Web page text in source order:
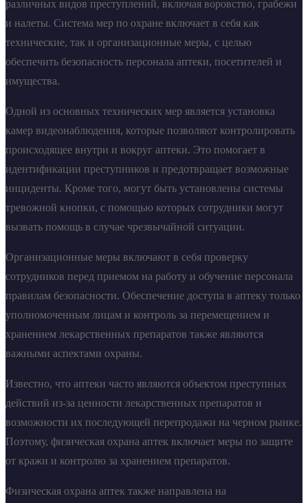
различных видов преступлений, включая воровство, грабежи
и налеты. Система мер по охране включает в себя как
технические, так и организационные меры, с целью
обеспечить безопасность персонала аптеки, посетителей и
имущества.
Одной из основных технических мер является установка
камер видеонаблюдения, которые позволяют контролировать
происходящее внутри и вокруг аптеки. Это помогает в
идентификации преступников и предотвращает возможные
инциденты. Кроме того, могут быть установлены системы
тревожной кнопки, с помощью которых сотрудники могут
вызвать помощь в случае чрезвычайной ситуации.
Организационные меры включают в себя проверку
сотрудников перед приемом на работу и обучение персонала
правилам безопасности. Обеспечение доступа в аптеку только
уполномоченным лицам и контроль за перемещением и
хранением лекарственных препаратов также являются
важными аспектами охраны.
Известно, что аптеки часто являются объектом преступных
действий из-за ценности лекарственных препаратов и
возможности их последующей перепродажи на черном рынке.
Поэтому, физическая охрана аптек включает меры по защите
от кражи и контролю за хранением препаратов.
Физическая охрана аптек также направлена на